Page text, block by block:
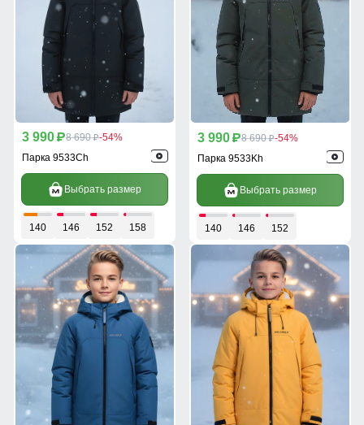
3 990 p8 690 p-54%
Парка 9533Ch
Выбрать размер
140 146 152 158
3 990 p8 690 p-54%
Парка 9533Kh
Выбрать размер
140 146 152